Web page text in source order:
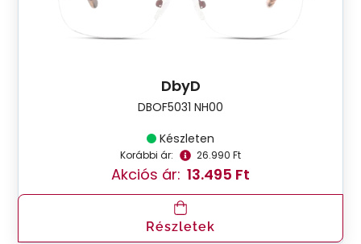
DbyD
DBOF5031 NH00
Készleten
Korábbi ár: 26.990 Ft
Akciós ár: 13.495 Ft
Részletek